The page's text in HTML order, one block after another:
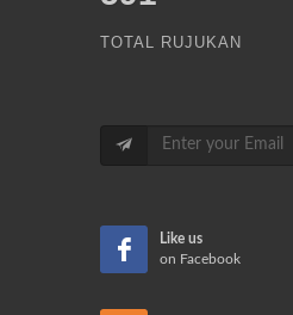
TOTAL RUJUKAN
Like us
on Facebook